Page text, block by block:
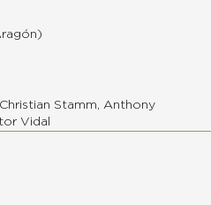
Stamm, Anthony
Vidal